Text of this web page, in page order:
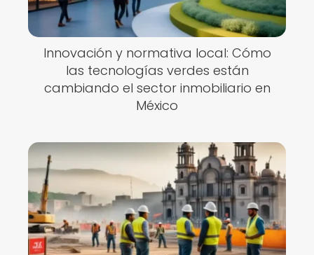
Innovación y normativa local: Cómo
las tecnologías verdes están
cambiando el sector inmobiliario en
México